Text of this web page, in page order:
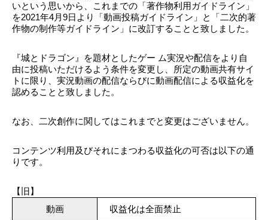
いという思いから、これまでの「著作物利用ガイドライン」
を2021年4月9日より「動画投稿ガイドライン」と「二次的著
作物の制作等ガイドライン」に改訂することと致しました。
『城とドラゴン』を題材としたゲー ム実況や配信をより自
由に投稿いただけるよう条件を変更し、所定の動画共有サイ
トに限り、実況動画の配信ならびに動画配信による収益化を
認めることと致しました。
なお、二次創作に関してはこれまでと変更はございません。
コンテンツ利用及びそれにまつわる収益化の可否は以下の通
りです。
【旧】
動画
収益化は全面禁止